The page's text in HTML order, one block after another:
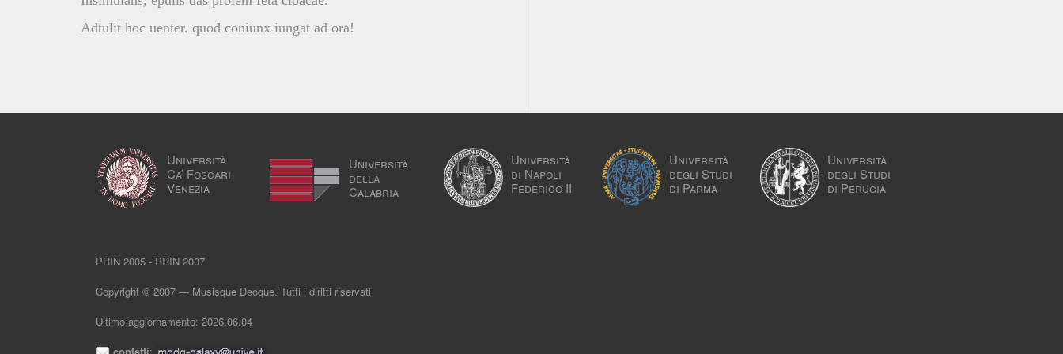
Adtulit hoc uenter. quod coniunx iungat ad ora!
Università
Ca’ Foscari
Venezia
Università
della
Calabria
Università
di Napoli
Federico II
Università
degli Studi
di Parma
Università
degli Studi
di Perugia
PRIN 2005 - PRIN 2007
Copyright © 2007 — Musisque Deoque. Tutti i diritti riservati
Ultimo aggiornamento: 2026.06.04